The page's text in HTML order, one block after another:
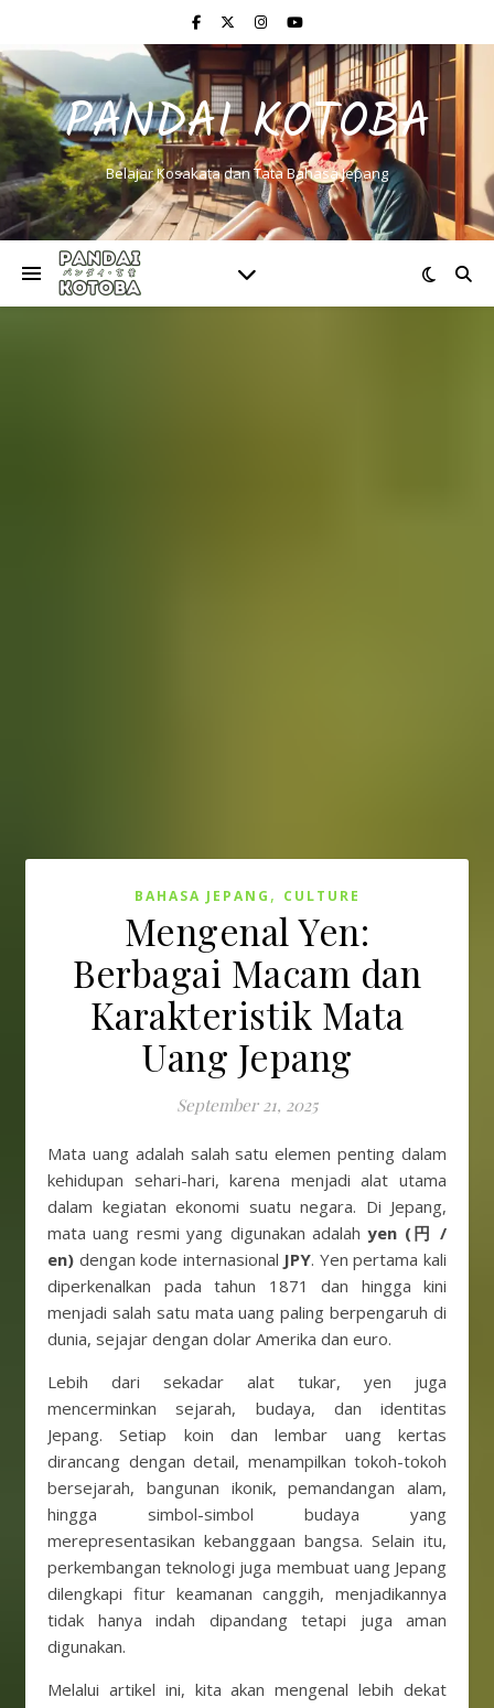
PANDAI KOTOBA
Belajar Kosakata dan Tata Bahasa Jepang
BAHASA JEPANG , CULTURE
Mengenal Yen:
Berbagai Macam dan
Karakteristik Mata
Uang Jepang
September 21, 2025
Mata uang adalah salah satu elemen penting dalam
kehidupan sehari-hari, karena menjadi alat utama
dalam kegiatan ekonomi suatu negara. Di Jepang,
mata uang resmi yang digunakan adalahyen (円 /
en) dengan kode internasional JPY. Yen pertama kali
diperkenalkan pada tahun 1871 dan hingga kini
menjadi salah satu mata uang paling berpengaruh di
dunia, sejajar dengan dolar Amerika dan euro.
Lebih dari sekadar alat tukar, yen juga
mencerminkan sejarah, budaya, dan identitas
Jepang. Setiap koin dan lembar uang kertas
dirancang dengan detail, menampilkan tokoh-tokoh
bersejarah, bangunan ikonik, pemandangan alam,
hingga simbol-simbol budaya yang
merepresentasikan kebanggaan bangsa. Selain itu,
perkembangan teknologi juga membuat uang Jepang
dilengkapi fitur keamanan canggih, menjadikannya
tidak hanya indah dipandang tetapi juga aman
digunakan.
Melalui artikel ini, kita akan mengenal lebih dekat